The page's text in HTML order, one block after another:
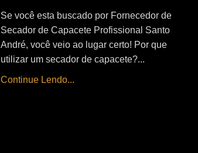
Se você esta buscado por Fornecedor de
Secador de Capacete Profissional Santo
André, você veio ao lugar certo! Por que
utilizar um secador de capacete?...
Continue Lendo...